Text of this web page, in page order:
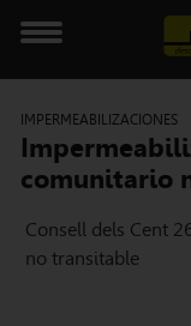
IMPERMEABILIZACIONES
comunitario
Consell dels Cent
no transitable